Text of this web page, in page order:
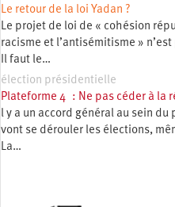
Le retour de la loi Yadan ?
Le projet de loi de « cohésion
racisme et l’antisémitisme »
Il faut le…
élection présidentielle
Plateforme 4 : Ne pas céder à la
l y a un accord général au sein
vont se dérouler les élections,
La…